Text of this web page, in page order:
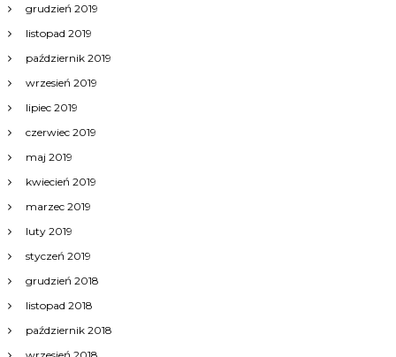
grudzień 2019
listopad 2019
październik 2019
wrzesień 2019
lipiec 2019
czerwiec 2019
maj 2019
kwiecień 2019
marzec 2019
luty 2019
styczeń 2019
grudzień 2018
listopad 2018
październik 2018